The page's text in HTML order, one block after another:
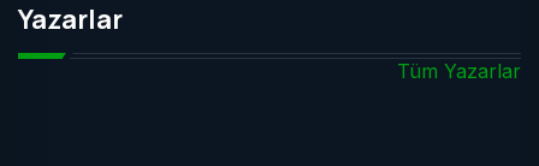
Yazarlar
Tüm Yazarlar